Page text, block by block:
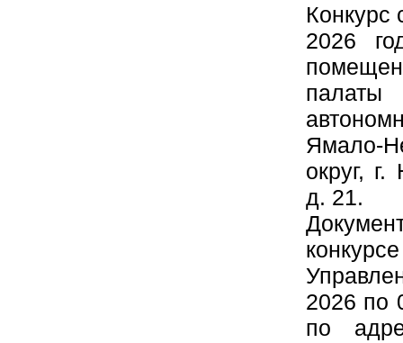
Конкурс
2026
Ямало-
округ,
д. 21.
2026 по
по